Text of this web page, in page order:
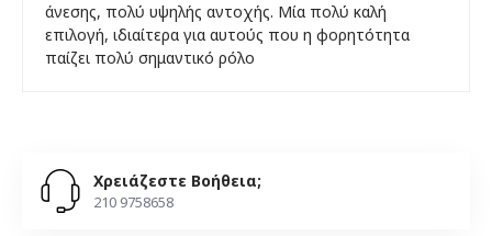
άνεσης, πολύ υψηλής αντοχής. Μία πολύ καλή
επιλογή, ιδιαίτερα για αυτούς που η φορητότητα
παίζει πολύ σημαντικό ρόλο
Χρειάζεστε Βοήθεια;
210 9758658